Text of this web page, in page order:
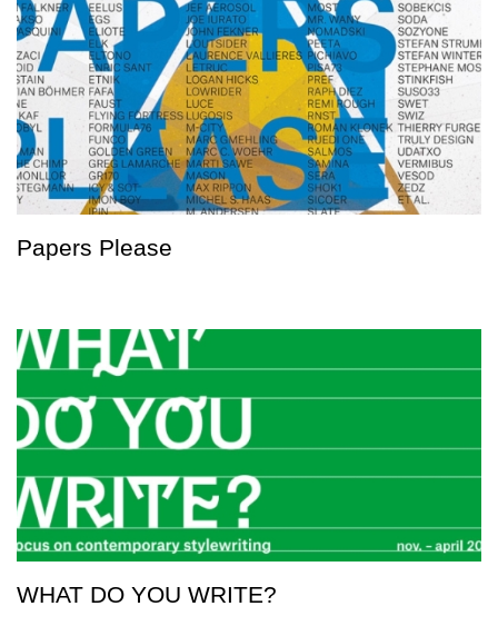
Papers Please
WHAT DO YOU WRITE?